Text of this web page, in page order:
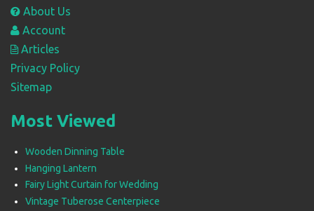
About Us
Account
Articles
Privacy Policy
Sitemap
Most Viewed
Wooden Dinning Table
Hanging Lantern
Fairy Light Curtain for Wedding
Vintage Tuberose Centerpiece